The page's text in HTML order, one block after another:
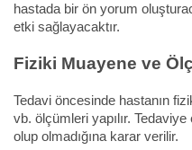
hastada bir ön yorum
etki sağlayacaktır.
Fiziki Muayene ve
Tedavi öncesinde hastanın
vb. ölçümleri yapılır.
olup olmadığına karar verilir.